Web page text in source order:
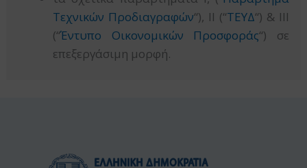
Τεχνικών Προδιαγραφών“), ΙΙ (“ΤΕΥΔ“) & ΙΙΙ
(“Έντυπο Οικονομικών Προσφοράς“) σε
επεξεργάσιμη μορφή.